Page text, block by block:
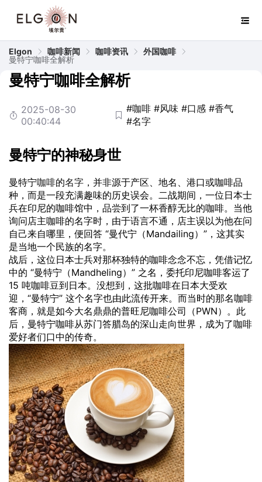
Elgon 咖啡新闻 咖啡资讯
外国咖啡
曼特宁咖啡全解析
曼特宁咖啡全解析
2025-08-30
00:40:44
#咖啡 #风味 #口感 #香气
#名字
曼特宁的神秘身世
曼特宁咖啡的名字 ，并非源于产区、地名、港口或咖啡品
种，而是一段充满趣味的历史误会。二战期间，一位日本士
兵在印尼的咖啡馆中，品尝到了一杯香醇无比的咖啡。当他
询问店主咖啡的名字时，由于语言不通，店主误以为他在问
自己来自哪里，便回答 “曼代宁（Mandailing）”，这其实
是当地一个民族的名字。
战后，这位日本士兵对那杯独特的咖啡念念不忘，凭借记忆
中的 “曼特宁（Mandheling）” 之名，委托印尼咖啡客运了
15 吨咖啡豆到日本。没想到，这批咖啡在日本大受欢
迎，“曼特宁” 这个名字也由此流传开来。而当时的那名咖啡
客商，就是如今大名鼎鼎的普旺尼咖啡公司（PWN）。此
后，曼特宁咖啡从苏门答腊岛的深山走向世界，成为了咖啡
爱好者们口中的传奇。